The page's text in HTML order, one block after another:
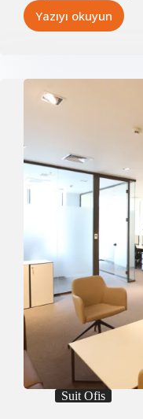
Yazıyı okuyun
Hazır
Suit Ofis